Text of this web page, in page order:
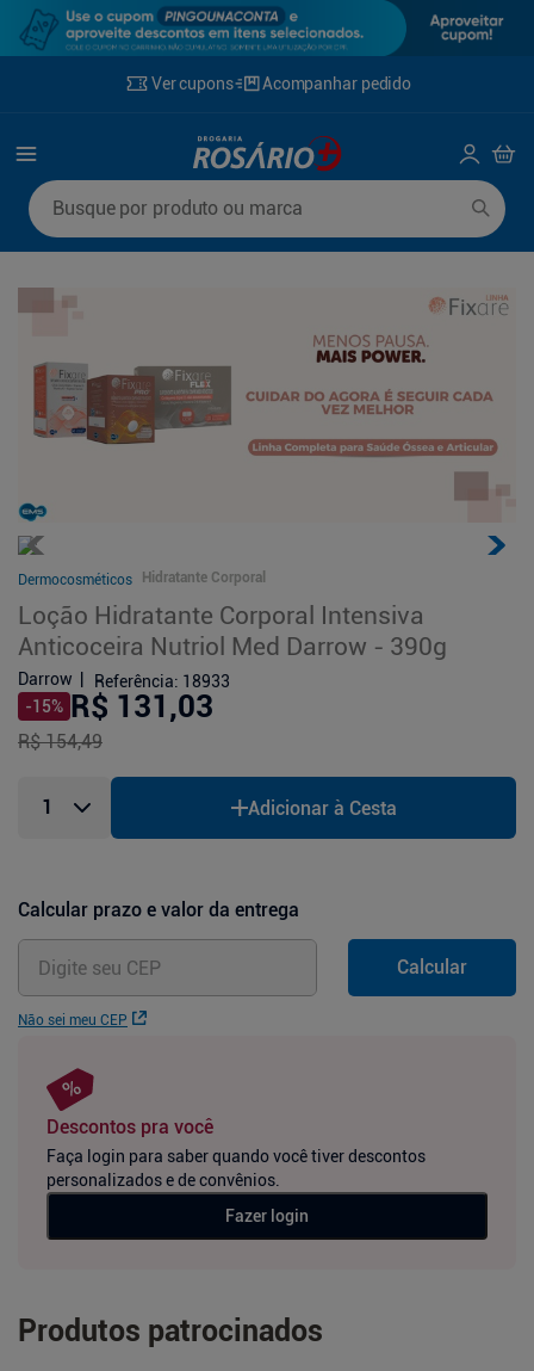
Ver cupons Acompanhar pedido
Busque por produto ou marca
Dermocosméticos Hidratante Corporal
Loção Hidratante Corporal Intensiva
Anticoceira Nutriol Med Darrow - 390g
Darrow Referência: 18933
-15% R$ 131,03
R$ 154,49
Adicionar à Cesta
Calcular prazo e valor da entrega
Não sei meu CEP
Calcular
Descontos pra você
Faça login para saber quando você tiver descontos
personalizados e de convênios.
Fazer login
Produtos patrocinados
Termos mais buscados
3
5º desodorante
fralda g
10º ozivy